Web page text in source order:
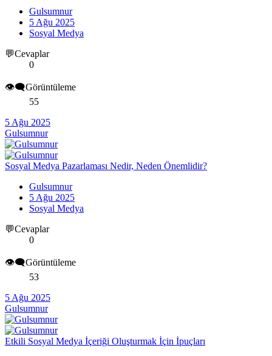
Gulsumnur
5 Ağu 2025
Sosyal Medya
💬Cevaplar
0
👁️‍🗨️Görüntüleme
55
5 Ağu 2025
Gulsumnur
Sosyal Medya Pazarlaması Nedir, Neden Önemlidir?
Gulsumnur
5 Ağu 2025
Sosyal Medya
💬Cevaplar
0
👁️‍🗨️Görüntüleme
53
5 Ağu 2025
Gulsumnur
Etkili Sosyal Medya İçeriği Oluşturmak İçin İpuçları